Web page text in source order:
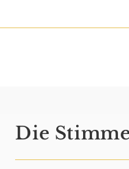
Inhalt
Die